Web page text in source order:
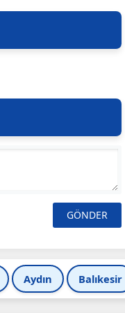
Aydın Balıkesir